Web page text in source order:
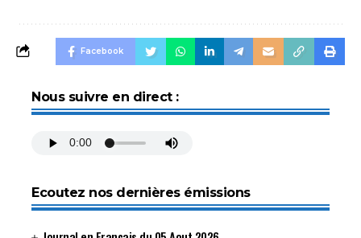
Facebook
Nous suivre en direct :
Ecoutez nos dernières émissions